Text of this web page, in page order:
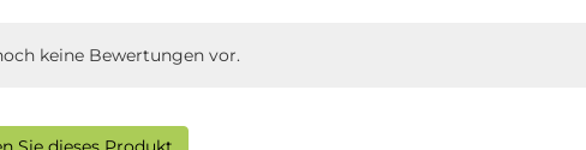
keine Bewertungen vor.